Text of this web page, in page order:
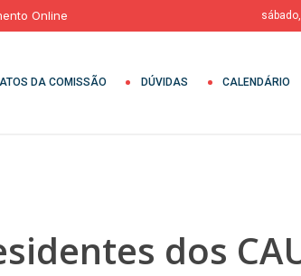
Online
ATOS DA COMISSÃO DÚVIDAS CALENDÁRIO
dos